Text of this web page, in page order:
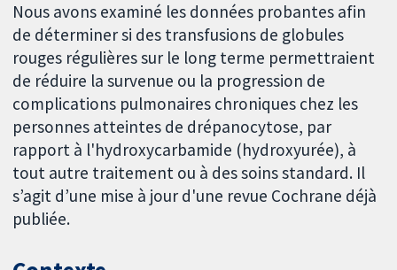
Nous avons examiné les données probantes afin
de déterminer si des transfusions de globules
rouges régulières sur le long terme permettraient
de réduire la survenue ou la progression de
complications pulmonaires chroniques chez les
personnes atteintes de drépanocytose, par
rapport à l'hydroxycarbamide (hydroxyurée), à
tout autre traitement ou à des soins standard. Il
s’agit d’une mise à jour d'une revue Cochrane déjà
publiée.